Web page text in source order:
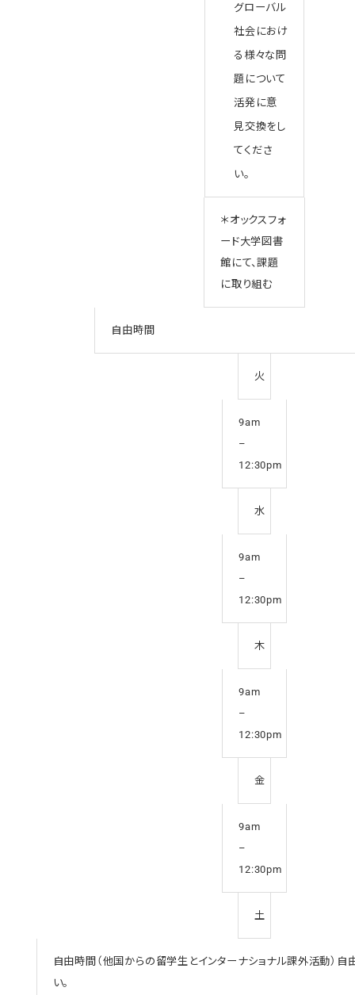
グローバル
社会におけ
る様々な問
題について
活発に意
見交換をし
てくださ
い。
＊オックスフォ
ード大学図書
館にて、課題
に取り組む
自由時間
火
9am
–
12:30pm
水
9am
–
12:30pm
木
9am
–
12:30pm
金
9am
–
12:30pm
土
自由時間（他国からの留学生とインターナショナル課外活動）
い。